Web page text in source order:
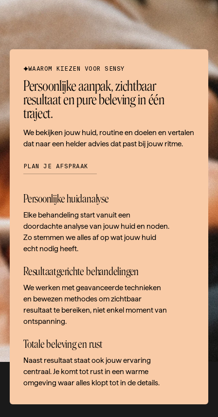
WAAROM KIEZEN VOOR SENSY
Persoonlijke aanpak, zichtbaar
resultaat en pure beleving in één
traject.
We bekijken jouw huid, routine en doelen en vertalen
dat naar een helder advies dat past bij jouw ritme.
PLAN JE AFSPRAAK
Persoonlijke huidanalyse
Elke behandeling start vanuit een
doordachte analyse van jouw huid en noden.
Zo stemmen we alles af op wat jouw huid
echt nodig heeft.
Resultaatgerichte behandelingen
We werken met geavanceerde technieken
en bewezen methodes om zichtbaar
resultaat te bereiken, niet enkel moment van
ontspanning.
Totale beleving en rust
Naast resultaat staat ook jouw ervaring
centraal. Je komt tot rust in een warme
omgeving waar alles klopt tot in de details.